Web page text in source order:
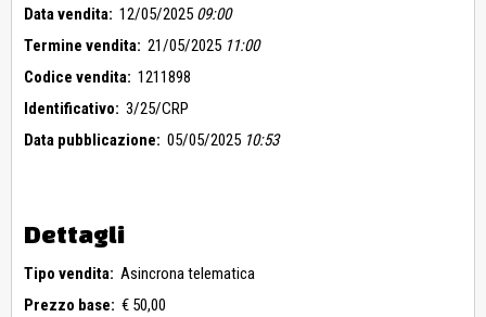
Data vendita: 12/05/2025 09:00
Termine vendita: 21/05/2025 11:00
Codice vendita: 1211898
Identificativo: 3/25/CRP
Data pubblicazione: 05/05/2025 10:53
Dettagli
Tipo vendita: Asincrona telematica
Prezzo base: € 50,00